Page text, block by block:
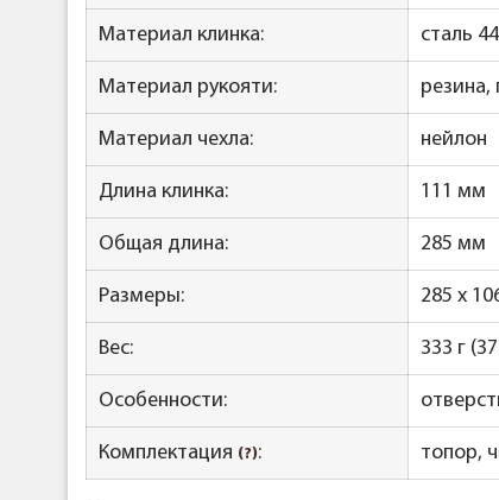
Материал клинка: сталь
Материал рукояти: резина,
Материал чехла: нейлон
Длина клинка: 111 мм
Общая длина: 285 мм
Размеры: 285 x
Вес: 333 г
Особенности:
Комплектация (?): топор,